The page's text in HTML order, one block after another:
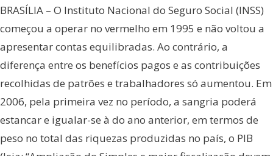
BRASÍLIA – O Instituto Nacional do Seguro Social (INSS)
começou a operar no vermelho em 1995 e não voltou a
apresentar contas equilibradas. Ao contrário, a
diferença entre os benefícios pagos e as contribuições
recolhidas de patrões e trabalhadores só aumentou. Em
2006, pela primeira vez no período, a sangria poderá
estancar e igualar-se à do ano anterior, em termos de
peso no total das riquezas produzidas no país, o PIB